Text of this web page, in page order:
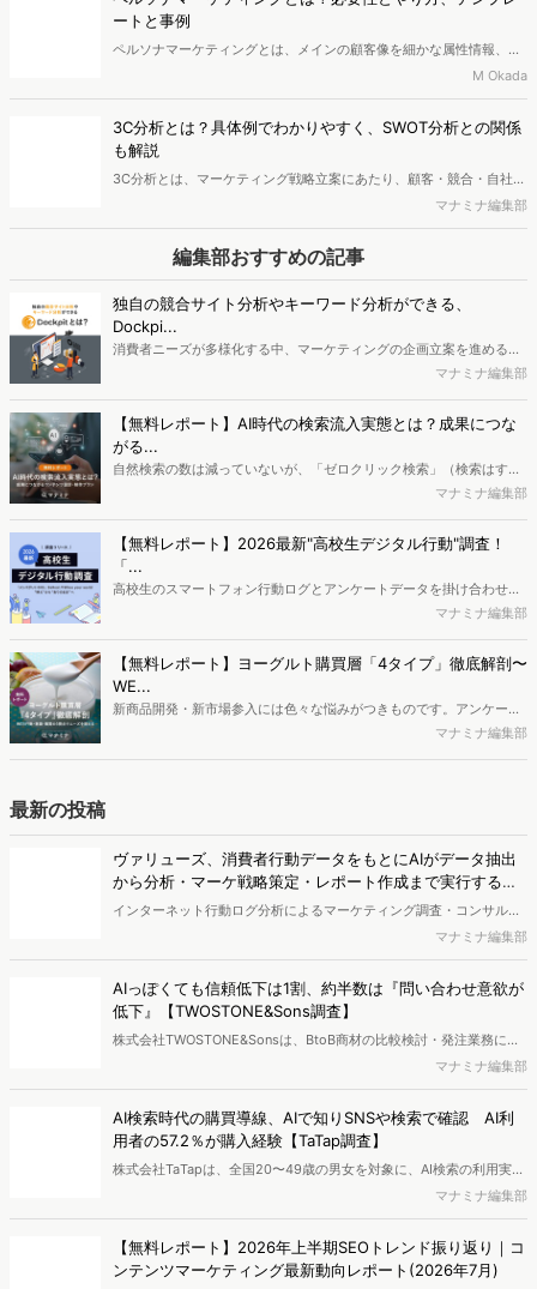
を理解しやすく、またチームで顧客の状況・状態に応じた最適なアプ
ローチができるようになります。’ 本記事では、カスタマージャーニー
マップの基本や作成方法、活用事例について解説します。 また、マー
ケティングの思考面の補助・効率化につながるAI「ChatGPT」を活用
したカスタマージャーニーマップの作成方法について解説します。
「マーケティングが頭打ちになっている」「想定していた顧客の
ートと事例
ペルソナマーケティングとは、メインの顧客像を細かな属性情報、ラ
イフスタイルなどの要素まで設定するものです。ペルソナの情報をマ
ーケティングに反映させることで、顧客から喜ばれる商品・サービス
の機能や、販売促進や流通を実現できます。本記事では、ペルソナマ
ーケティングの概要や具体的なやり方、事例、注意点について解説し
ます。
M Okada
3C分析とは？具体例でわかりやすく、SWOT分析との関係
も解説
3C分析とは、マーケティング戦略立案にあたり、顧客・競合・自社の
3つの要素から分析する手法です。顧客のニーズや市場のトレンド、
競合の強み・弱みなどを踏まえた、効果的な戦略を打ち出せるように
なります。 本記事では、3C分析の具体例（マッチングアプリ）とや
り方、目的、注意点を解説します。「3C分析をわかりやすく理解した
い」、「SWOT分析との関係性を知りたい」方は最後までお読みくだ
さい。
マナミナ編集部
編集部おすすめの記事
独自の競合サイト分析やキーワード分析ができる、
Dockpi...
消費者ニーズが多様化する中、マーケティングの企画立案を進める上
で、競合分析や消費者分析の重要性がより高まっています。Web行動
データを活用し、Web上の消費者行動を起点とした競合サイト分析や
消費者分析が可能です。今回はDockpitならではの利便性の高い機能
や活用方法を解説します。
マナミナ編集部
【無料レポート】AI時代の検索流入実態とは？成果につな
がる...
自然検索の数は減っていないが、「ゼロクリック検索」（検索はする
がページには流入しない）の割合が増加しているのが、AI時代の検索
か、また、要因を理解した上で、成果に確実につながるコンテンツを
制作するにはどうするべきなのでしょうか。本レポートはこのような
疑問をお抱えのSEO・Webマーケティングご担当者様におすすめの内
容となっています。※本レポートは記事のフォームから無料でダウン
マナミナ編集部
【無料レポート】2026最新"高校生デジタル行動"調査！
「...
高校生のスマートフォン行動ログとアンケートデータを掛け合わせ、
最新の若年層（高校生）におけるデジタル行動実態やSNSの利用傾向
ち、スマートフォンを取り巻く環境が成熟するなか、新興SNSの台頭
により高校生のデジタルライフスタイルは新たな変化を見せていま
す。※資料は記事内の入力フォームより、ダウンロードいただけま
マナミナ編集部
【無料レポート】ヨーグルト購買層「4タイプ」徹底解剖〜
WE...
新商品開発・新市場参入には色々な悩みがつきものです。アンケート
調査を実施しても、購買実態が不透明、新商品の受容性も判断しきれ
ポートとなっています。※本レポートは記事のフォームから無料でダ
ウンロードできます。
マナミナ編集部
最新の投稿
ヴァリューズ、消費者行動データをもとにAIがデータ抽出
から分析・マーケ戦略策定・レポート作成まで実行する
「Dockpit AIエージェント」を提供開始
インターネット行動ログ分析によるマーケティング調査・コンサルテ
ィングサービスを提供する株式会社ヴァリューズは、国内最大規模
250万人のWeb行動ログデータを基盤としたマーケティングリサーチ
エンジン「Dockpit（ドックピット）」の新機能として、AIが市場分
析から仮説構築、レポート作成までを自律的にサポートする
「Dockpit AIエージェント」の提供を開始いたしました。
マナミナ編集部
AIっぽくても信頼低下は1割、約半数は『問い合わせ意欲が
低下』【TWOSTONE&Sons調査】
株式会社TWOSTONE&Sonsは、BtoB商材の比較検討・発注業務に携
わる担当者を対象に、コンテンツのAIっぽさに関する意識調査を実施
し、結果を公開しました。
マナミナ編集部
AI検索時代の購買導線、AIで知りSNSや検索で確認 AI利
用者の57.2％が購入経験【TaTap調査】
株式会社TaTapは、全国20〜49歳の男女を対象に、AI検索の利用実態
と、AIで知った商品をどこで確かめているかを調査し、結果を公開し
ました。
マナミナ編集部
【無料レポート】2026年上半期SEOトレンド振り返り｜コ
ンテンツマーケティング最新動向レポート(2026年7月)